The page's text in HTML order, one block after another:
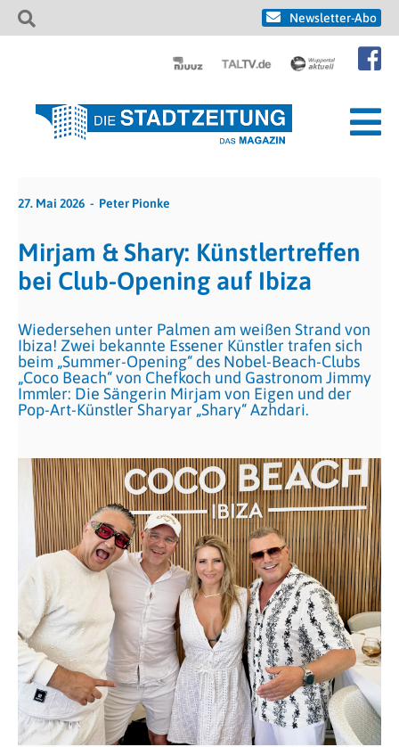
Newsletter-Abo
27. Mai 2026 Peter Pionke
Mirjam & Shary: Künstlertreffen
bei Club-Opening auf Ibiza
Wiedersehen unter Palmen am weißen Strand von
Ibiza! Zwei bekannte Essener Künstler trafen sich
beim „Summer-Opening“ des Nobel-Beach-Clubs
„Coco Beach“ von Chefkoch und Gastronom Jimmy
Immler: Die Sängerin Mirjam von Eigen und der
Pop-Art-Künstler Sharyar „Shary“ Azhdari.